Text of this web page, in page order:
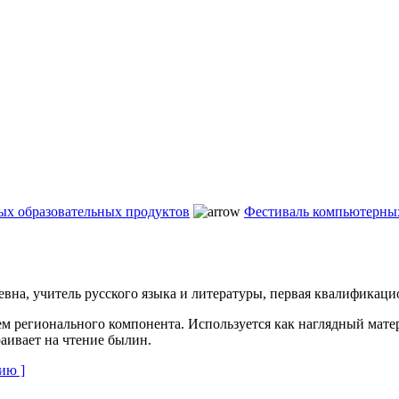
образовательных продуктов Фестиваль
учитель русского языка и литературы, первая
регионального компонента. Используется как наглядный
на чтение былин.
]